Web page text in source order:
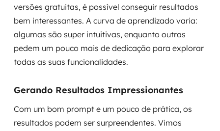
versões gratuitas, é possível conseguir resultados
bem interessantes. A curva de aprendizado varia:
algumas são super intuitivas, enquanto outras
pedem um pouco mais de dedicação para explorar
todas as suas funcionalidades.
Gerando Resultados Impressionantes
Com um bom prompt e um pouco de prática, os
resultados podem ser surpreendentes. Vimos